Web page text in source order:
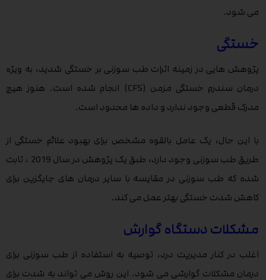
می شود.
خستگی
پژوهش هایی در زمینه اثرات طب سوزنی بر خستگی شدید، به ویژه
درمان سندرم خستگی مزمن (CFS) انجام شده است. هنوز هیچ
مدرک قطعی وجود ندارد و داده ها محدود است.
با این حال، یک عامل بالقوه مشخص برای بهبود علائم خستگی از
طریق طب سوزنی وجود دارد، طبق یک پژوهش در سال 2019 ، ثابت
شده که طب سوزنی در مقایسه با سایر درمان های جایگزین برای
کاهش شدت خستگی بهتر عمل می کند.
مشکلات دستگاه گوارش
اغلب در کنار مدیریت درد، توصیه به استفاده از طب سوزنی برای
درمان مشکلات گوارشی می شود. این روش می تواند به شدت برای